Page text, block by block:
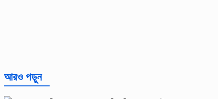
আরও পড়ুন